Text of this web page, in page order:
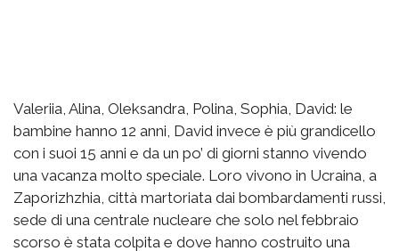
Valeriia, Alina, Oleksandra, Polina, Sophia, David: le
bambine hanno 12 anni, David invece è più grandicello
con i suoi 15 anni e da un po’ di giorni stanno vivendo
una vacanza molto speciale. Loro vivono in Ucraina, a
Zaporizhzhia, città martoriata dai bombardamenti russi,
sede di una centrale nucleare che solo nel febbraio
scorso è stata colpita e dove hanno costruito una